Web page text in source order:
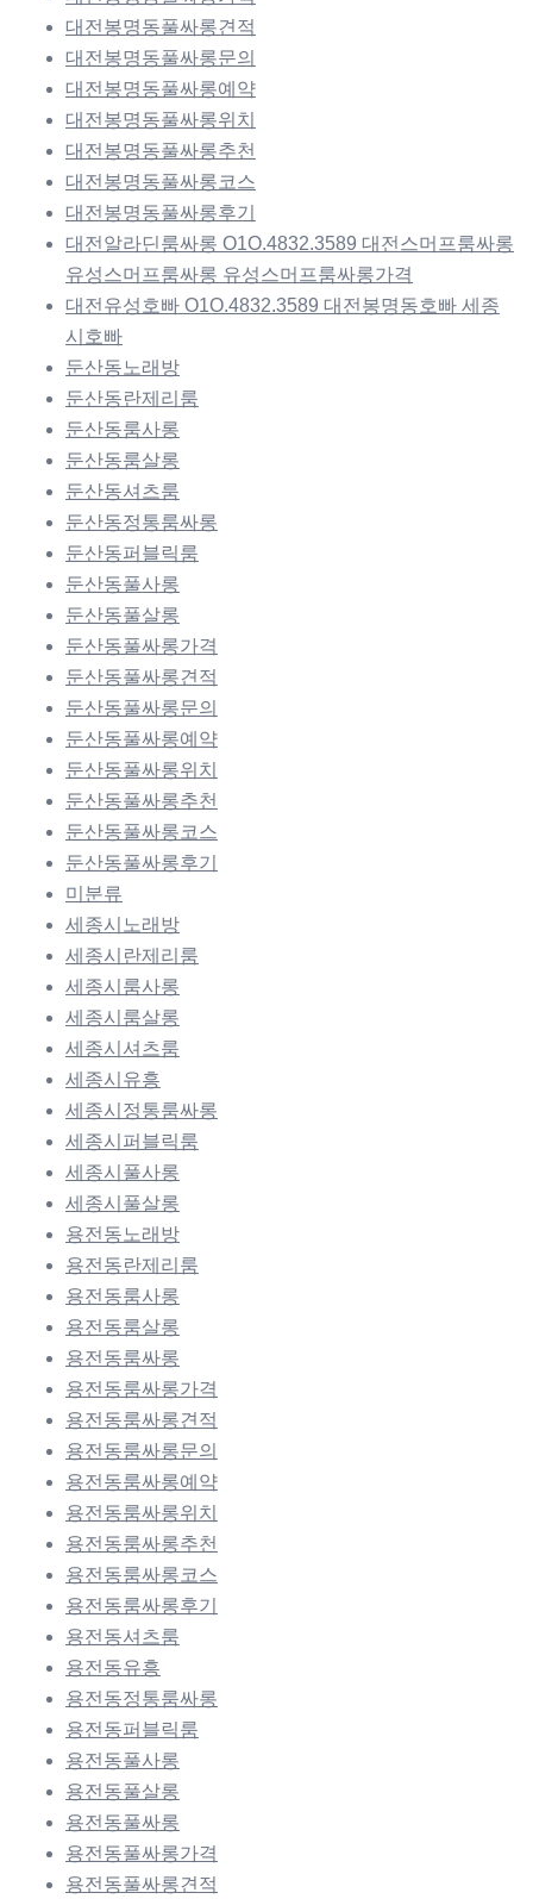
대전봉명동풀싸롱견적
대전봉명동풀싸롱문의
대전봉명동풀싸롱예약
대전봉명동풀싸롱위치
대전봉명동풀싸롱추천
대전봉명동풀싸롱코스
대전봉명동풀싸롱후기
대전알라딘룸싸롱 O1O.4832.3589 대전스머프룸싸롱
유성스머프룸싸롱 유성스머프룸싸롱가격
대전유성호빠 O1O.4832.3589 대전봉명동호빠 세종
시호빠
둔산동노래방
둔산동란제리룸
둔산동룸사롱
둔산동룸살롱
둔산동셔츠룸
둔산동정통룸싸롱
둔산동퍼블릭룸
둔산동풀사롱
둔산동풀살롱
둔산동풀싸롱가격
둔산동풀싸롱견적
둔산동풀싸롱문의
둔산동풀싸롱예약
둔산동풀싸롱위치
둔산동풀싸롱추천
둔산동풀싸롱코스
둔산동풀싸롱후기
미분류
세종시노래방
세종시란제리룸
세종시룸사롱
세종시룸살롱
세종시셔츠룸
세종시유흥
세종시정통룸싸롱
세종시퍼블릭룸
세종시풀사롱
세종시풀살롱
용전동노래방
용전동란제리룸
용전동룸사롱
용전동룸살롱
용전동룸싸롱
용전동룸싸롱가격
용전동룸싸롱견적
용전동룸싸롱문의
용전동룸싸롱예약
용전동룸싸롱위치
용전동룸싸롱추천
용전동룸싸롱코스
용전동룸싸롱후기
용전동셔츠룸
용전동유흥
용전동정통룸싸롱
용전동퍼블릭룸
용전동풀사롱
용전동풀살롱
용전동풀싸롱
용전동풀싸롱가격
용전동풀싸롱견적